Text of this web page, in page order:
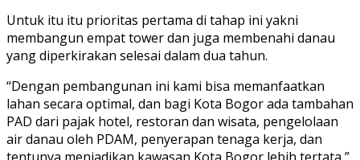
Untuk itu itu prioritas pertama di tahap ini yakni
membangun empat tower dan juga membenahi danau
yang diperkirakan selesai dalam dua tahun.
“Dengan pembangunan ini kami bisa memanfaatkan
lahan secara optimal, dan bagi Kota Bogor ada tambahan
PAD dari pajak hotel, restoran dan wisata, pengelolaan
air danau oleh PDAM, penyerapan tenaga kerja, dan